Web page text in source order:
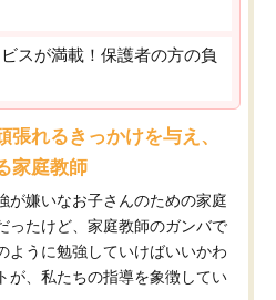
スが満載！保護者の方の負
れるきっかけを与え、
家庭教師
が嫌いなお子さんのための家庭
ったけど、家庭教師のガンバで
ように勉強していけばいいかわ
が、私たちの指導を象徴してい